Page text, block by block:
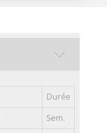
Durée
Sem.